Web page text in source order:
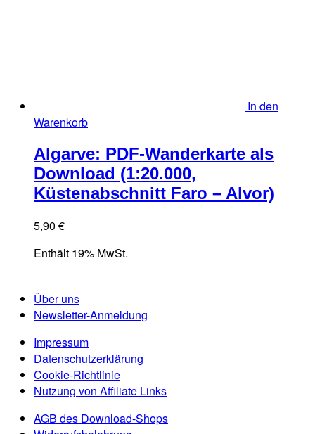
In den
Warenkorb
Algarve: PDF-Wanderkarte als
Download (1:20.000,
Küstenabschnitt Faro – Alvor)
5,90 €
Enthält 19% MwSt.
Über uns
Newsletter-Anmeldung
Impressum
Datenschutzerklärung
Cookie-Richtlinie
Nutzung von Affiliate Links
AGB des Download-Shops